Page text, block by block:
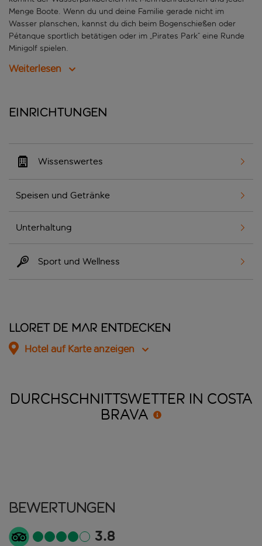
Menge Boote. Wenn du und deine Familie gerade nicht im
Wasser planschen, kannst du dich beim Bogenschießen oder
Pétanque sportlich betätigen oder im „Pirates Park“ eine Runde
Minigolf spielen.
Weiterlesen
Einrichtungen
Wissenswertes
Speisen und Getränke
Unterhaltung
Sport und Wellness
Lloret de Mar entdecken
Hotel auf Karte anzeigen
DURCHSCHNITTSWETTER IN COSTA
BRAVA
Bewertungen
3.8